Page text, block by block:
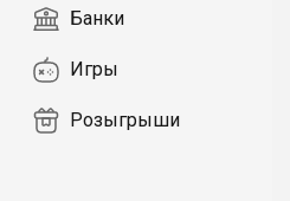
Банки
Игры
Розыгрыши